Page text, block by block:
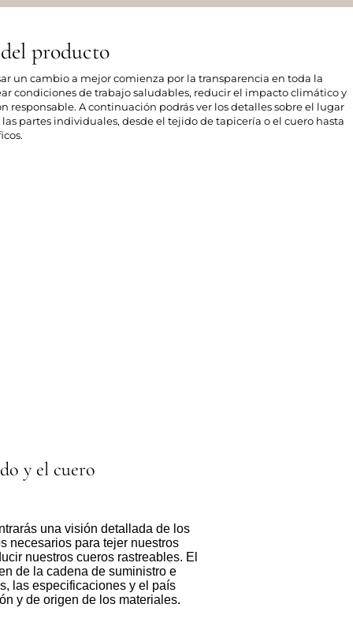
producto
un cambio a mejor comienza por la transparencia en toda la
condiciones de trabajo saludables, reducir el impacto climático y
responsable. A continuación podrás ver los detalles sobre el lugar
partes individuales, desde el tejido de tapicería o el cuero hasta
y el cuero
una visión detallada de los
necesarios para tejer nuestros
nuestros cueros rastreables. El
de la cadena de suministro e
las especificaciones y el país
y de origen de los materiales.